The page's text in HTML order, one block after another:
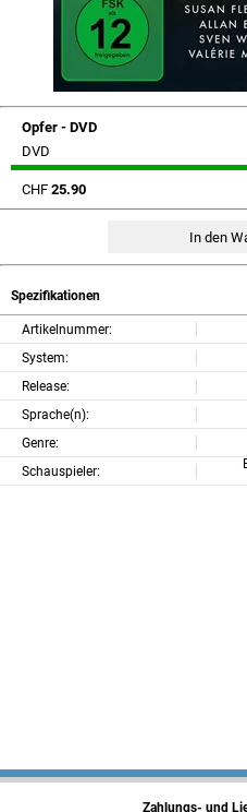
Opfer - DVD
DVD
CHF 25.90
Spezifikationen
Artikelnummer:
System:
Release:
Sprache(n):
Genre:
Schauspieler:
Zahlungs- und